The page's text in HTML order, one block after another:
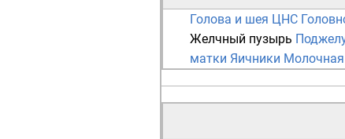
Голова и шея ЦНС
Желчный пузырь
матки Яичники